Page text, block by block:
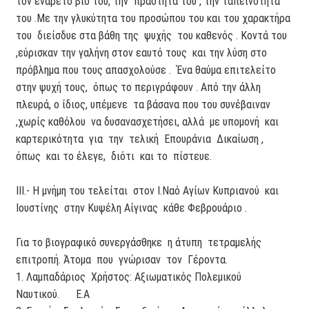
του .Με την γλυκύτητα του προσώπου του και του χαρακτήρα
του διείσδυε στα βάθη της ψυχής του καθενός . Κοντά του
,εύρισκαν την γαλήνη στον εαυτό τους και την λύση στο
πρόβλημα που τους απασχολούσε . Ένα θαύμα επιτελείτο
στην ψυχή τους, όπως το περιγράφουν . Από την άλλη
πλευρά, ο ίδιος, υπέμενε τα βάσανα που του συνέβαιναν
,χωρίς καθόλου να δυσανασχετήσει, αλλά με υπομονή και
καρτερικότητα για την τελική Επουράνια Δικαίωση ,
όπως και το έλεγε, διότι και το πίστευε.
ΙΙΙ.- Η μνήμη του τελείται στον Ι.Ναό Αγίων Κυπριανού και
Ιουστίνης στην Κυψέλη Αίγινας κάθε Φεβρουάριο .
Για το βιογραφικό συνεργάσθηκε η άτυπη τετραμελής
επιτροπή. Άτομα που γνώρισαν τον Γέροντα.
1. Λαμπαδάριος Χρήστος: Αξιωματικός Πολεμικού
Ναυτικού. Ε.Α